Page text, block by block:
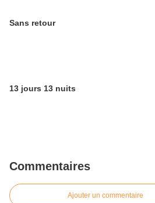
Sans retour
13 jours 13 nuits
Commentaires
Ajouter un commentaire